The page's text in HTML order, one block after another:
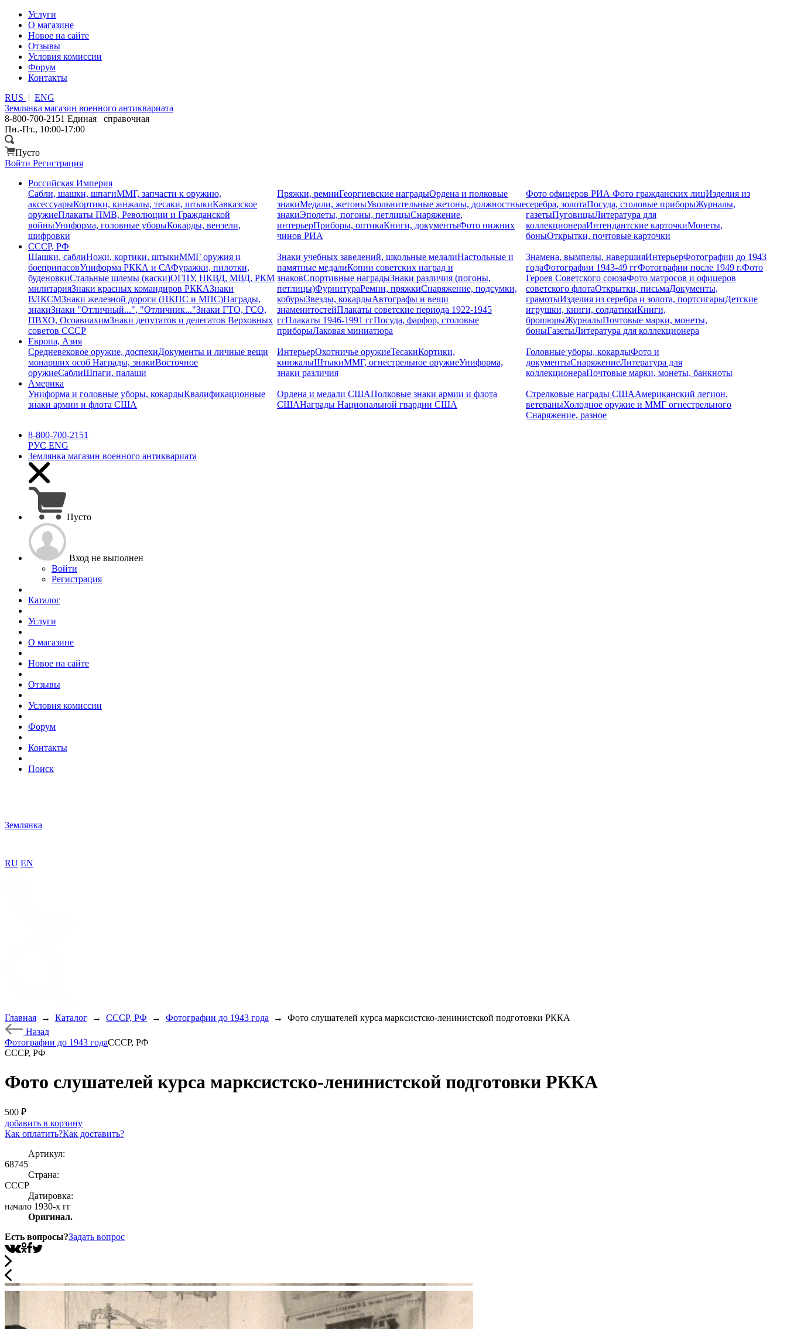
Услуги
О магазине
Новое на сайте
Отзывы
Условия комиссии
Форум
Контакты
RUS | ENG
Землянка магазин военного антиквариата
8-800-700-2151 Единая справочная
Пн.-Пт., 10:00-17:00
Пусто
Войти Регистрация
Российская Империя
Сабли, шашки, шпагиММГ, запчасти к оружию,
аксессуарыКортики, кинжалы, тесаки, штыкиКавказское
оружиеПлакаты ПМВ, Революции и Гражданской
войныУниформа, головные уборыКокарды, вензели,
шифровки
Пряжки, ремниГеоргиевские наградыОрдена и полковые
знакиМедали, жетоныУвольнительные жетоны, должностные
знакиЭполеты, погоны, петлицыСнаряжение,
интерьерПриборы, оптикаКниги, документыФото нижних
чинов РИА
Фото офицеров РИАФото гражданских лицИзделия из
серебра, золотаПосуда, столовые приборыЖурналы,
газетыПуговицыЛитература для
коллекционераИнтендантские карточкиМонеты,
боныОткрытки, почтовые карточки
СССР, РФ
Шашки, саблиНожи, кортики, штыкиММГ оружия и
боеприпасовУниформа РККА и САФуражки, пилотки,
буденовкиСтальные шлемы (каски)ОГПУ, НКВД, МВД, РКМ
милитарияЗнаки красных командиров РККАЗнаки
ВЛКСМЗнаки железной дороги (НКПС и МПС)Награды,
знакиЗнаки "Отличный...", "Отличник..."Знаки ГТО, ГСО,
ПВХО, ОсоавиахимЗнаки депутатов и делегатов Верховных
советов СССР
Знаки учебных заведений, школьные медалиНастольные и
памятные медалиКопии советских наград и
знаковСпортивные наградыЗнаки различия (погоны,
петлицы)ФурнитураРемни, пряжкиСнаряжение, подсумки,
кобурыЗвезды, кокардыАвтографы и вещи
знаменитостейПлакаты советские периода 1922-1945
ггПлакаты 1946-1991 ггПосуда, фарфор, столовые
приборыЛаковая миниатюра
Знамена, вымпелы, навершияИнтерьерФотографии до 1943
годаФотографии 1943-49 ггФотографии после 1949 г.Фото
Героев Советского союзаФото матросов и офицеров
советского флотаОткрытки, письмаДокументы,
грамотыИзделия из серебра и золота, портсигарыДетские
игрушки, книги, солдатикиКниги,
брошюрыЖурналыПочтовые марки, монеты,
боныГазетыЛитература для коллекционера
Европа, Азия
Средневековое оружие, доспехиДокументы и личные вещи
монарших особ Награды, знакиВосточное
оружиеСаблиШпаги, палаши
ИнтерьерОхотничье оружиеТесакиКортики,
кинжалыШтыкиММГ, огнестрельное оружиеУниформа,
знаки различия
Головные уборы, кокардыФото и
документыСнаряжениеЛитература для
коллекционераПочтовые марки, монеты, банкноты
Америка
Униформа и головные уборы, кокардыКвалификационные
знаки армии и флота США
Ордена и медали СШАПолковые знаки армии и флота
СШАНаграды Национальной гвардии США
Стрелковые награды СШААмериканский легион,
ветераныХолодное оружие и ММГ огнестрельного
Снаряжение, разное
8-800-700-2151
РУС ENG
Землянка магазин военного антиквариата
Пусто
Вход не выполнен
Войти
Регистрация
Каталог
Услуги
О магазине
Новое на сайте
Отзывы
Условия комиссии
Форум
Контакты
Поиск
Землянка
RU EN
Главная → Каталог → СССР, РФ → Фотографии до 1943 года →
Фото слушателей курса марксистско-ленинистской подготовки РККА
Назад
Фотографии до 1943 годаСССР, РФ
СССР, РФ
Фото слушателей курса марксистско-ленинистской подготовки РККА
500 ₽
добавить в корзину
Как оплатить?Как доставить?
Артикул:
68745
Страна:
СССР
Датировка:
начало 1930-х гг
Оригинал.
Есть вопросы?Задать вопрос